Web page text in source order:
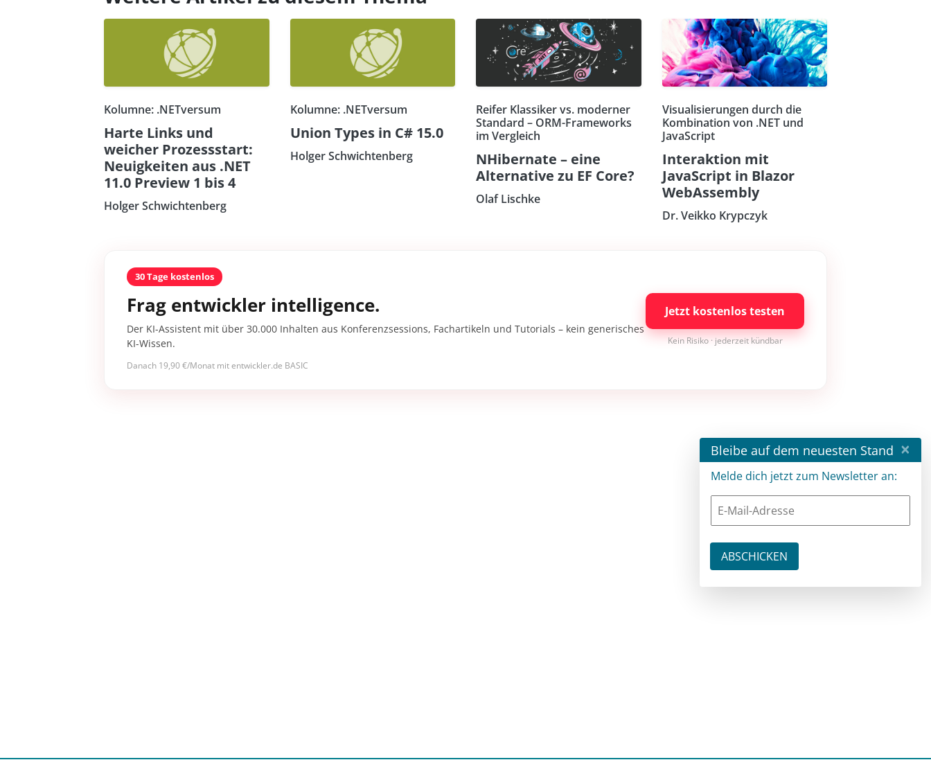
Kolumne: .NETversum
Harte Links und
weicher Prozessstart:
Neuigkeiten aus .NET
11.0 Preview 1 bis 4
Holger Schwichtenberg
Kolumne: .NETversum
Union Types in C# 15.0
Holger Schwichtenberg
Reifer Klassiker vs. moderner
Standard – ORM-Frameworks
im Vergleich
NHibernate – eine
Alternative zu EF Core?
Olaf Lischke
Visualisierungen durch die
Kombination von .NET und
JavaScript
Interaktion mit
JavaScript in Blazor
WebAssembly
Dr. Veikko Krypczyk
30 Tage kostenlos
Frag entwickler intelligence.
Der KI-Assistent mit über 30.000 Inhalten aus Konferenzsessions, Fachartikeln und Tutorials – kein generisches
KI-Wissen.
Danach 19,90 €/Monat mit entwickler.de BASIC
Jetzt kostenlos testen
Kein Risiko · jederzeit kündbar
Bleibe auf dem neuesten Stand ×
Melde dich jetzt zum Newsletter an: